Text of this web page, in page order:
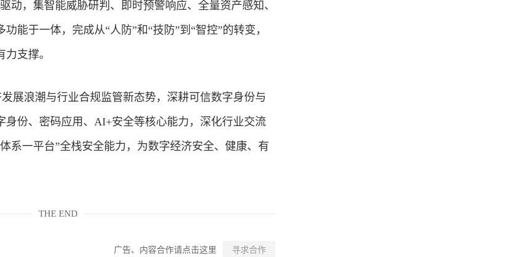
动，集智能威胁研判、即时预警响应、全量资产感知、
能于一体，完成从“人防”和“技防”到“智控”的转变，
支撑。
展浪潮与行业合规监管新态势，深耕可信数字身份与
身份、密码应用、AI+安全等核心能力，深化行业交流
系一平台”全栈安全能力，为数字经济安全、健康、有
THE END
广告、内容合作请点击这里 寻求合作